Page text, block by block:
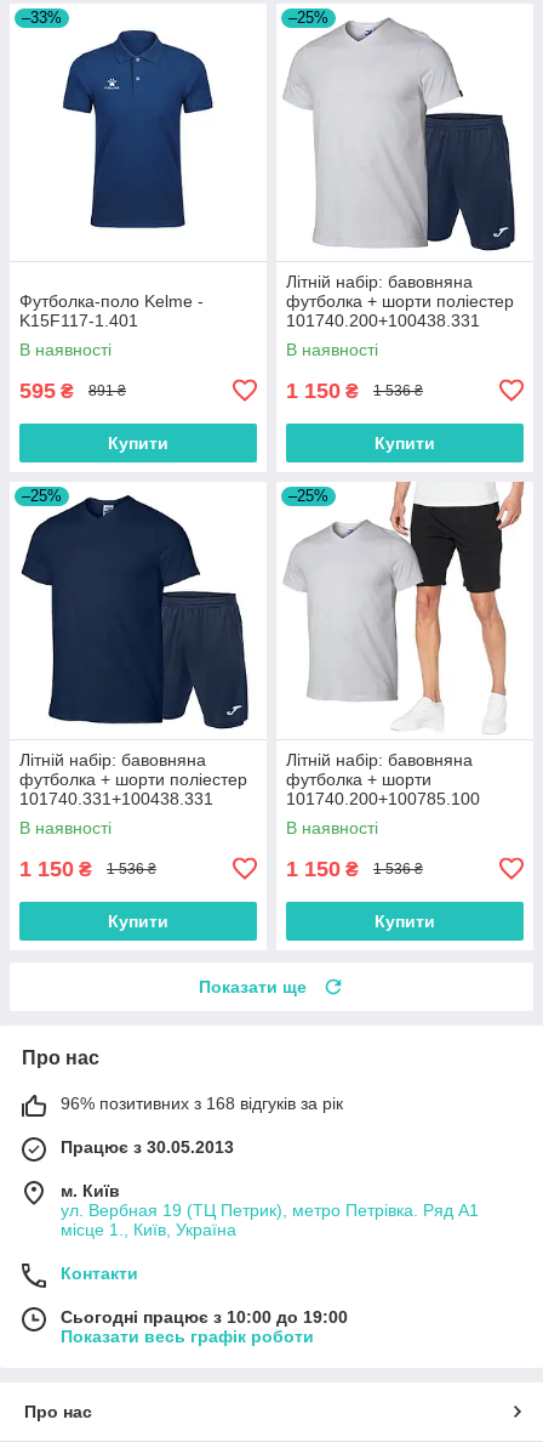
–33%
Футболка-поло Kelme -
K15F117-1.401
В наявності
595 ₴ 891 ₴
Купити
–25%
Літній набір: бавовняна
футболка + шорти поліестер
101740.200+100438.331
В наявності
1 150 ₴ 1 536 ₴
Купити
–25%
Літній набір: бавовняна
футболка + шорти поліестер
101740.331+100438.331
В наявності
1 150 ₴ 1 536 ₴
Купити
–25%
Літній набір: бавовняна
футболка + шорти
101740.200+100785.100
В наявності
1 150 ₴ 1 536 ₴
Купити
Показати ще
Про нас
96% позитивних з 168 відгуків за рік
Працює з 30.05.2013
м. Київ
ул. Вербная 19 (ТЦ Петрик), метро Петрівка. Ряд А1
місце 1., Київ, Україна
Контакти
Сьогодні працює з 10:00 до 19:00
Показати весь графік роботи
Про нас